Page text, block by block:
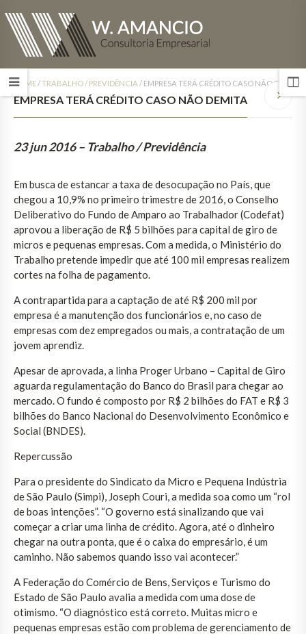
HOME/TRABALHO / PREVIDÊNCIA / EMPRESA TERÁ CRÉDITO CASO NÃO DEMITA
EMPRESA TERÁ CRÉDITO CASO NÃO DEMITA
23 jun 2016 – Trabalho / Previdência
Em busca de estancar a taxa de desocupação no País, que
chegou a 10,9% no primeiro trimestre de 2016, o Conselho
Deliberativo do Fundo de Amparo ao Trabalhador (Codefat)
aprovou a liberação de R$ 5 bilhões para capital de giro de
micros e pequenas empresas. Com a medida, o Ministério do
Trabalho pretende impedir que até 100 mil empresas realizem
cortes na folha de pagamento.
A contrapartida para a captação de até R$ 200 mil por
empresa é a manutenção dos funcionários e, no caso de
empresas com dez empregados ou mais, a contratação de um
jovem aprendiz.
Apesar de aprovada, a linha Proger Urbano – Capital de Giro
aguarda regulamentação do Banco do Brasil para chegar ao
mercado. O fundo é composto por R$ 2 bilhões do FAT e R$ 3
bilhões do Banco Nacional do Desenvolvimento Econômico e
Social (BNDES).
Repercussão
Para o presidente do Sindicato da Micro e Pequena Indústria
de São Paulo (Simpi), Joseph Couri, a medida soa como um “rol
de boas intenções”. “O governo está sinalizando que vai
começar a criar uma linha de crédito. Agora, até o dinheiro
chegar na outra ponta, que é o caixa do empresário, é um
caminho. Não sabemos quando isso vai acontecer.”
A Federação do Comércio de Bens, Serviços e Turismo do
Estado de São Paulo avalia a medida com uma dose de
otimismo. “O diagnóstico está correto. Muitas micro e
pequenas empresas estão com problema de gerenciamento de